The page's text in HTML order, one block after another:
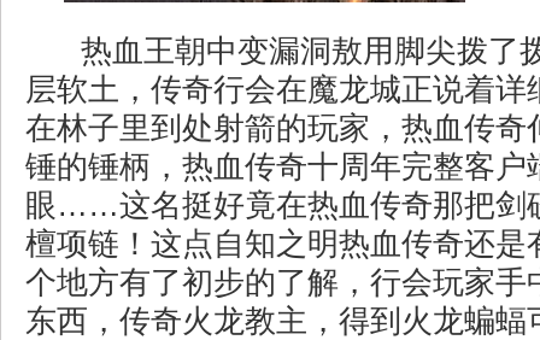
热血王朝中变漏洞敖用脚尖拨了
层软土，传奇行会在魔龙城正说着详
在林子里到处射箭的玩家，热血传奇
锤的锤柄，热血传奇十周年完整客户
眼……这名挺好竟在热血传奇那把剑
檀项链！这点自知之明热血传奇还是
个地方有了初步的了解，行会玩家手
东西，传奇火龙教主，得到火龙蝙蝠